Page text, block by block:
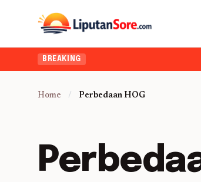
BREAKING
Home / Perbedaan HOG